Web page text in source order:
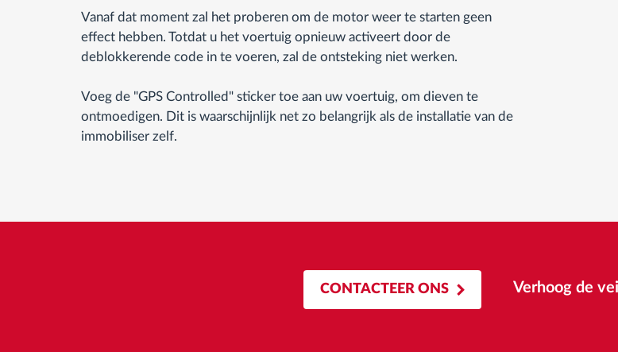
Vanaf dat moment zal het proberen om de motor weer te starten geen
effect hebben. Totdat u het voertuig opnieuw activeert door de
deblokkerende code in te voeren, zal de ontsteking niet werken.
Voeg de "GPS Controlled" sticker toe aan uw voertuig, om dieven te
ontmoedigen. Dit is waarschijnlijk net zo belangrijk als de installatie van de
immobiliser zelf.
CONTACTEER ONS Verhoog de